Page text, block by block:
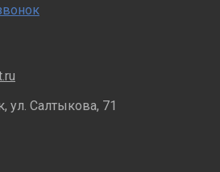
ул. Салтыкова, 71